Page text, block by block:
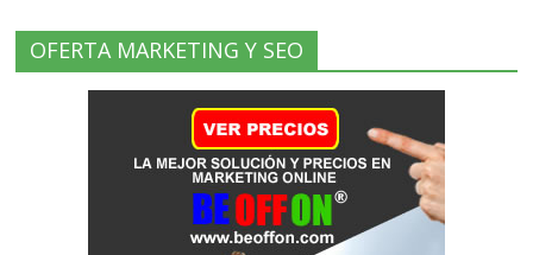
OFERTA MARKETING Y SEO